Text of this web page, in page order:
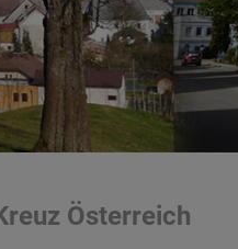
Österreich